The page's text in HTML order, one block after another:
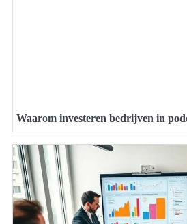
Waarom investeren bedrijven in